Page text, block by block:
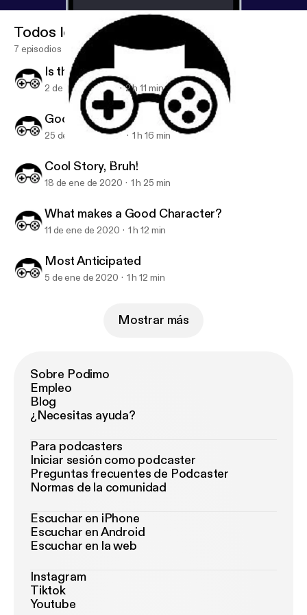
Inner Sanctum of Bruhz
Todos los episodios
7 episodios
Is this PC?
2 de feb de 2020 2 h 11 min
Good Game, Bruh!
25 de ene de 2020 1 h 16 min
Cool Story, Bruh!
18 de ene de 2020 1 h 25 min
What makes a Good Character?
11 de ene de 2020 1 h 12 min
Most Anticipated
5 de ene de 2020 1 h 12 min
Mostrar más
Sobre Podimo
Empleo
Blog
¿Necesitas ayuda?
Para podcasters
Iniciar sesión como podcaster
Preguntas frecuentes de Podcaster
Normas de la comunidad
Escuchar en iPhone
Escuchar en Android
Escuchar en la web
Instagram
Tiktok
Youtube